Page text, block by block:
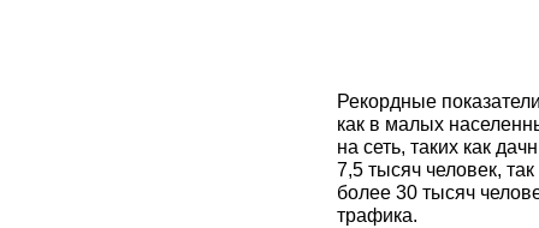
Рекордные
как в малых
на сеть, таких как
7,5 тысяч человек,
более 30 тысяч
трафика.